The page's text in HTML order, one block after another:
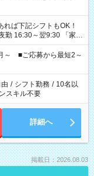
～翌9:30 「家族
飯の準備がしたい」
ご希望を教えてください
で週40時間を超える場
～ ■ご応募から最短2～
/ シフト勤務 / 10名以
スキル不要
詳細へ
掲載日：2026.08.03